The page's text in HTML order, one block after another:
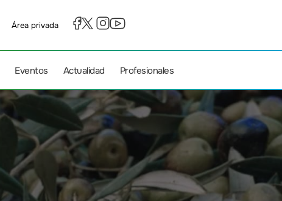
Área privada
Eventos Actualidad Profesionales